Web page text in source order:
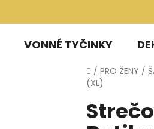
VONNÉ TYČINKY
Domů
/ PRO ŽENY /
(XL)